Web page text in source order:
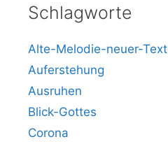
Schlagworte
Alte-Melodie-neuer-Text
Auferstehung
Ausruhen
Blick-Gottes
Corona